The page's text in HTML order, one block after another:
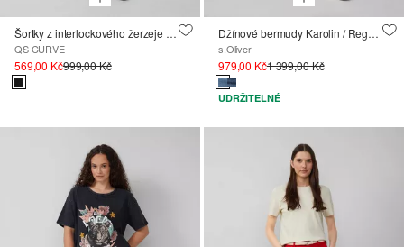
Šortky z interlockového žerzeje s elastickým pasem
QS CURVE
569,00 Kč999,00 Kč
Džínové bermudy Karolin / Regular Fit / Mid Rise / ohrnovací
s.Oliver
979,00 Kč1 399,00 Kč
UDRŽITELNÉ